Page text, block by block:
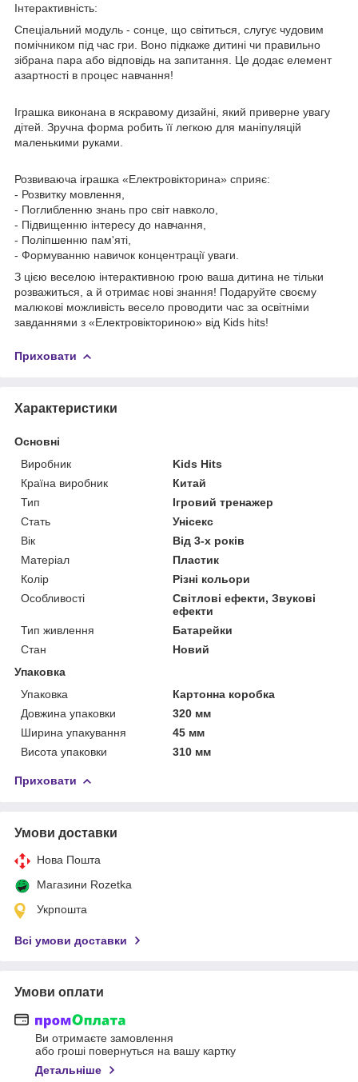
Інтерактивність:
Спеціальний модуль - сонце, що світиться, слугує чудовим
помічником під час гри. Воно підкаже дитині чи правильно
зібрана пара або відповідь на запитання. Це додає елемент
азартності в процес навчання!
Іграшка виконана в яскравому дизайні, який приверне увагу
дітей. Зручна форма робить її легкою для маніпуляцій
маленькими руками.
Розвиваюча іграшка «Електровікторина» сприяє:
- Розвитку мовлення,
- Поглибленню знань про світ навколо,
- Підвищенню інтересу до навчання,
- Поліпшенню пам'яті,
- Формуванню навичок концентрації уваги.
З цією веселою інтерактивною грою ваша дитина не тільки
розважиться, а й отримає нові знання! Подаруйте своєму
малюкові можливість весело проводити час за освітніми
завданнями з «Електровікториною» від Kids hits!
Приховати
Характеристики
Основні
Виробник
Kids Hits
Країна виробник
Китай
Тип
Ігровий тренажер
Стать
Унісекс
Вік
Від 3-х років
Матеріал
Пластик
Колір
Різні кольори
Особливості
Світлові ефекти, Звукові
ефекти
Тип живлення
Батарейки
Стан
Новий
Упаковка
Упаковка
Картонна коробка
Довжина упаковки
320 мм
Ширина упакування
45 мм
Висота упаковки
310 мм
Приховати
Умови доставки
Нова Пошта
Магазини Rozetka
Укрпошта
Всі умови доставки
Умови оплати
Ви отримаєте замовлення
або гроші повернуться на вашу картку
Детальніше